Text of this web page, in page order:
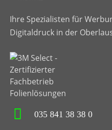
Ihre Spezialisten für
Digitaldruck in der
035 841 38 38 0